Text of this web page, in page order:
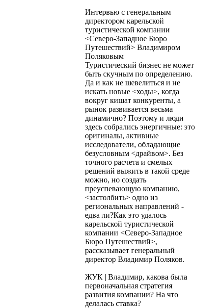
Интервью с генеральным
директором карельской
туристической компании
<Северо-Западное Бюро
Путешествий> Владимиром
Поляковым
Туристический бизнес не может
быть скучным по определению.
Да и как не шевелиться и не
искать новые <ходы>, когда
вокруг кишат конкуренты, а
рынок развивается весьма
динамично? Поэтому и люди
здесь собрались энергичные: это
оригиналы, активные
исследователи, обладающие
безусловным <драйвом>. Без
точного расчета и смелых
решений выжить в такой среде
можно, но создать
преуспевающую компанию,
<застолбить> одно из
региональных направлений -
едва ли?Как это удалось
карельской туристической
компании <Северо-Западное
Бюро Путешествий>,
рассказывает генеральный
директор Владимир Поляков.
ЖУК | Владимир, какова была
первоначальная стратегия
развития компании? На что
делалась ставка?